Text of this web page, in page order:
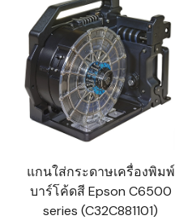
แกนใส่กระดาษเครื่องพิมพ์
บาร์โค้ดสี Epson C6500
series (C32C881101)